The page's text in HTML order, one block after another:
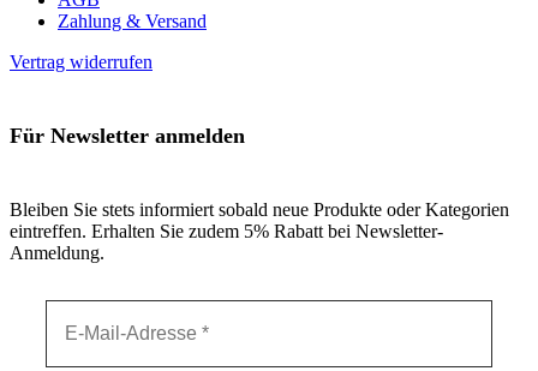
Zahlung & Versand
Vertrag widerrufen
Für Newsletter anmelden
Bleiben Sie stets informiert sobald neue Produkte oder Kategorien
eintreffen. Erhalten Sie zudem 5% Rabatt bei Newsletter-
Anmeldung.